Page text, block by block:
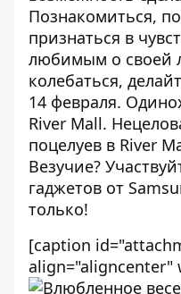
Познакомиться,
признаться в
любимым о своей
колебаться,
14 февраля.
River Mall.
поцелуев в River
Везучие?
гаджетов от
только!
[caption
align="aligncenter"